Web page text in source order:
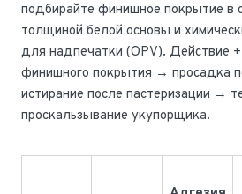
подбирайте финишное покрытие в
толщиной белой основы и
для надпечатки (OPV). Действие
финишного покрытия → просадка
истирание после пастеризации →
проскальзывание укупорщика.